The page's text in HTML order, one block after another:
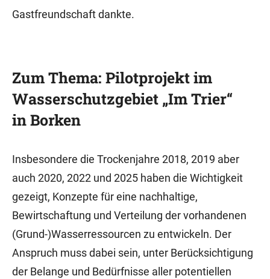
Gastfreundschaft dankte.
Zum Thema: Pilotprojekt im
Wasserschutzgebiet „Im Trier“
in Borken
Insbesondere die Trockenjahre 2018, 2019 aber
auch 2020, 2022 und 2025 haben die Wichtigkeit
gezeigt, Konzepte für eine nachhaltige,
Bewirtschaftung und Verteilung der vorhandenen
(Grund-)Wasserressourcen zu entwickeln. Der
Anspruch muss dabei sein, unter Berücksichtigung
der Belange und Bedürfnisse aller potentiellen